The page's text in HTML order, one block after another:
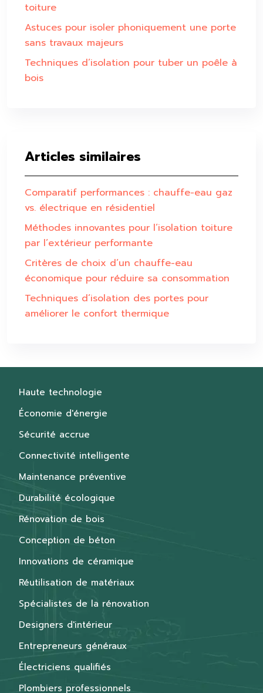
toiture
Astuces pour isoler phoniquement une porte
sans travaux majeurs
Techniques d’isolation pour tuber un poêle à
bois
Articles similaires
Comparatif performances : chauffe-eau gaz
vs. électrique en résidentiel
Méthodes innovantes pour l’isolation toiture
par l’extérieur performante
Critères de choix d’un chauffe-eau
économique pour réduire sa consommation
Techniques d’isolation des portes pour
améliorer le confort thermique
Haute technologie
Économie d'énergie
Sécurité accrue
Connectivité intelligente
Maintenance préventive
Durabilité écologique
Rénovation de bois
Conception de béton
Innovations de céramique
Réutilisation de matériaux
Spécialistes de la rénovation
Designers d'intérieur
Entrepreneurs généraux
Électriciens qualifiés
Plombiers professionnels